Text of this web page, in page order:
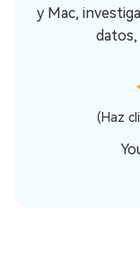
y Mac,
datos,
(Haz